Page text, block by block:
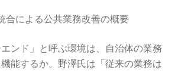
による公共業務改善の概要
ンド」と呼ぶ環境は、自治体の業務
能するか。野澤氏は「従来の業務は